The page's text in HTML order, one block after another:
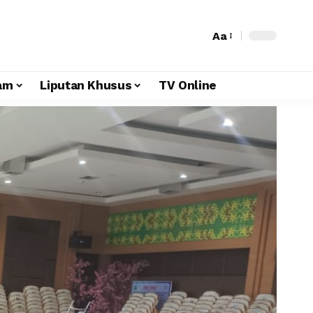
Aa
Liputan Khusus TV Online